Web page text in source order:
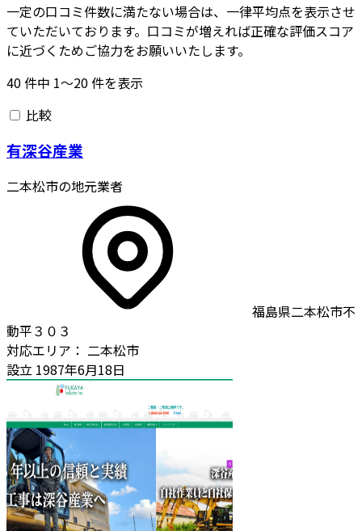
一定の口コミ件数に満たない場合は、一律平均点を表示させ
ていただいております。口コミが増えれば正確な評価スコア
に近づくためご協力をお願いいたします。
40件中 1〜20件を表示
比較
有深谷産業
二本松市の地元業者
福島県二本松市不
動平３０３
対応エリア： 二本松市
設立 1987年6月18日